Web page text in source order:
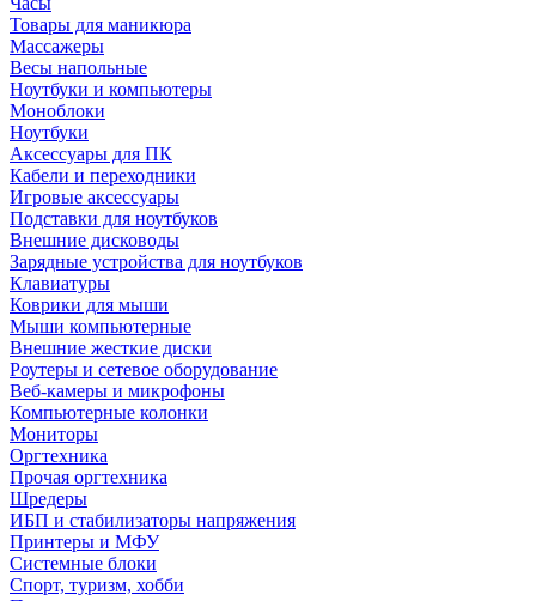
Товары для маникюра
Массажеры
Весы напольные
Ноутбуки и компьютеры
Моноблоки
Ноутбуки
Аксессуары для ПК
Кабели и переходники
Игровые аксессуары
Подставки для ноутбуков
Внешние дисководы
Зарядные устройства для ноутбуков
Клавиатуры
Коврики для мыши
Мыши компьютерные
Внешние жесткие диски
Роутеры и сетевое оборудование
Веб-камеры и микрофоны
Компьютерные колонки
Мониторы
Оргтехника
Прочая оргтехника
Шредеры
ИБП и стабилизаторы напряжения
Принтеры и МФУ
Системные блоки
Спорт, туризм, хобби